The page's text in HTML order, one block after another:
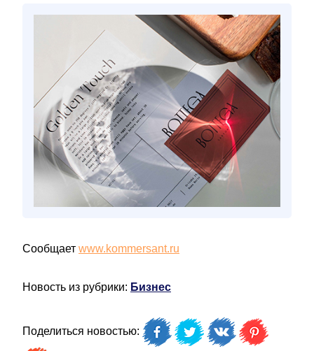
Сообщает www.kommersant.ru
Новость из рубрики: Бизнес
Поделиться новостью: